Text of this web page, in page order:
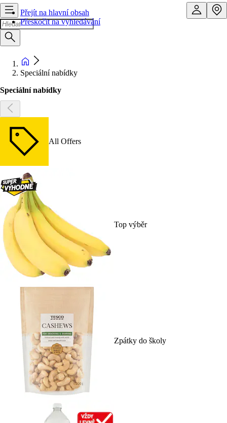
Přejít na hlavní obsah
Přeskočit na vyhledávání
Speciální nabídky
Speciální nabídky
All Offers
Top výběr
Zpátky do školy